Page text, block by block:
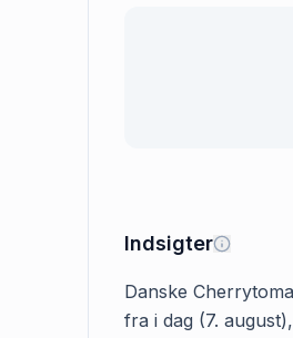
Indsigter
Danske
fra i dag (7.